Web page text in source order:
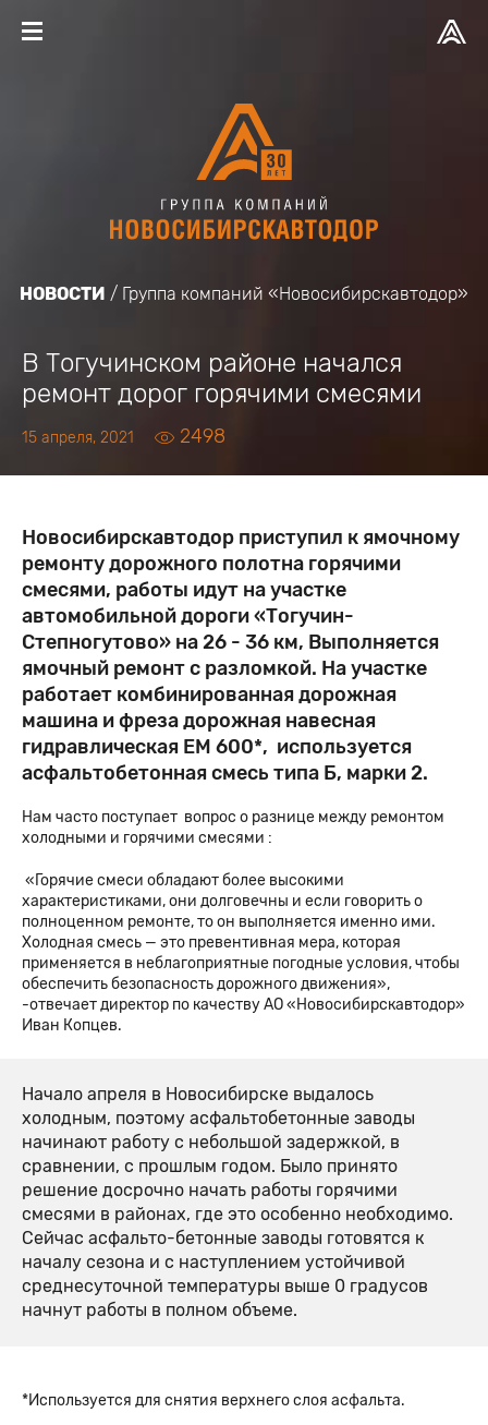
НОВОСТИ Группа компаний «Новосибирскавтодор»
В Тогучинском районе начался
ремонт дорог горячими смесями
15 апреля, 2021 2498
Новосибирскавтодор приступил к ямочному
ремонту дорожного полотна горячими
смесями, работы идут на участке
автомобильной дороги «Тогучин-
Степногутово» на 26 - 36 км, Выполняется
ямочный ремонт с разломкой. На участке
работает комбинированная дорожная
машина и фреза дорожная навесная
гидравлическая ЕМ 600*, используется
асфальтобетонная смесь типа Б, марки 2.
Нам часто поступает вопрос о разнице между ремонтом
холодными и горячими смесями :
«Горячие смеси обладают более высокими
характеристиками, они долговечны и если говорить о
полноценном ремонте, то он выполняется именно ими.
Холодная смесь — это превентивная мера, которая
применяется в неблагоприятные погодные условия, чтобы
обеспечить безопасность дорожного движения»,
-отвечает директор по качеству АО «Новосибирскавтодор»
Иван Копцев.
Начало апреля в Новосибирске выдалось
холодным, поэтому асфальтобетонные заводы
начинают работу с небольшой задержкой, в
сравнении, с прошлым годом. Было принято
решение досрочно начать работы горячими
смесями в районах, где это особенно необходимо.
Сейчас асфальто-бетонные заводы готовятся к
началу сезона и с наступлением устойчивой
среднесуточной температуры выше 0 градусов
начнут работы в полном объеме.
*Используется для снятия верхнего слоя асфальта.